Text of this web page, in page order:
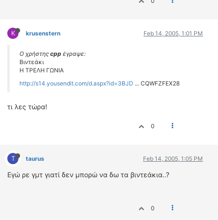
K krusenstern Feb 14, 2005, 1:01 PM
Ο χρήστης cpp έγραψε:
Βιντεάκι
Η ΤΡΕΛΗ ΓΩΝΙΑ
http://s14.yousendit.com/d.aspx?id=3BJD ... CQWFZFEX28
τι λες τώρα!
0
T taurus Feb 14, 2005, 1:05 PM
Εγώ ρε γμτ γιατί δεν μπορώ να δω τα βιντεάκια..?
0